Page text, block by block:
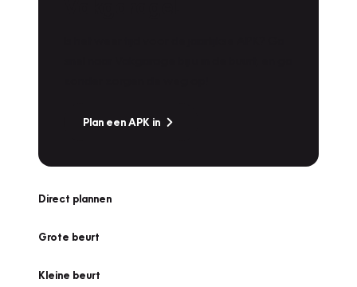
Plan een APK in
Direct plannen
Grote beurt
Kleine beurt